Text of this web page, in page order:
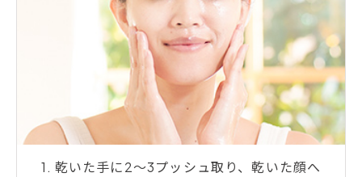
1. 乾いた手に2～3プッシュ取り、乾いた顔へ